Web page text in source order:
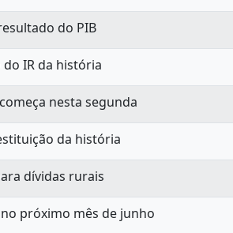
do PIB
IR da história
nesta segunda
da história
dívidas rurais
próximo mês de junho